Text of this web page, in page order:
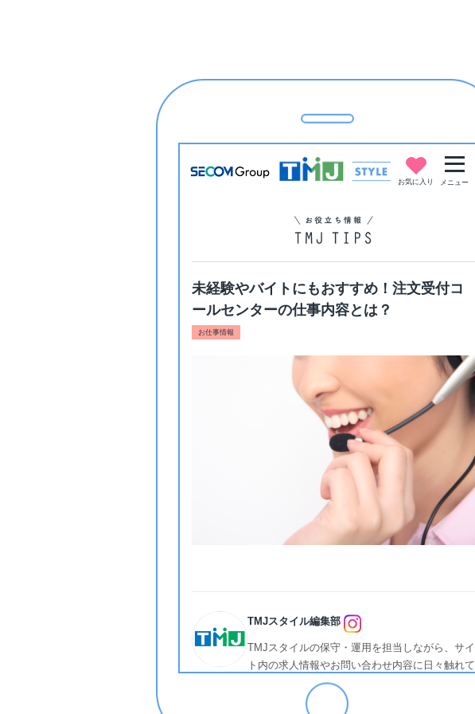
お気に入り メニュー
未経験やバイトにもおすすめ！注文受付コ
ールセンターの仕事内容とは？
お仕事情報
TMJスタイル編集部
TMJスタイルの保守・運用を担当しながら、サイ
ト内の求人情報やお問い合わせ内容に日々触れて
います。 応募前に知っておきたいポイントを補
うために、コラムをまとめています。